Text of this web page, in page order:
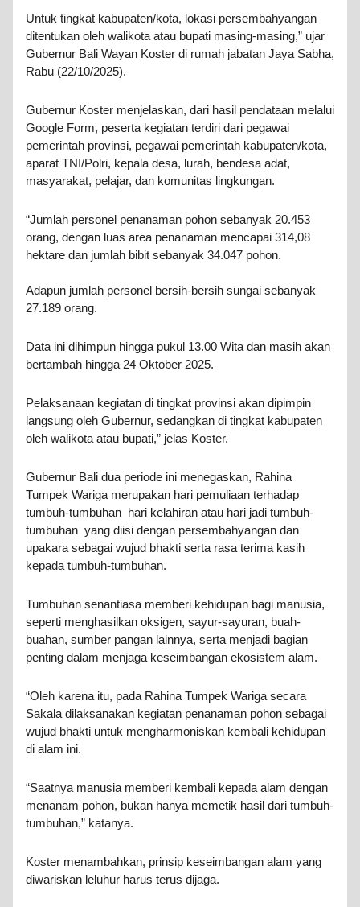
Untuk tingkat kabupaten/kota, lokasi persembahyangan
ditentukan oleh walikota atau bupati masing-masing,” ujar
Gubernur Bali Wayan Koster di rumah jabatan Jaya Sabha,
Rabu (22/10/2025).
Gubernur Koster menjelaskan, dari hasil pendataan melalui
Google Form, peserta kegiatan terdiri dari pegawai
pemerintah provinsi, pegawai pemerintah kabupaten/kota,
aparat TNI/Polri, kepala desa, lurah, bendesa adat,
masyarakat, pelajar, dan komunitas lingkungan.
“Jumlah personel penanaman pohon sebanyak 20.453
orang, dengan luas area penanaman mencapai 314,08
hektare dan jumlah bibit sebanyak 34.047 pohon.
Adapun jumlah personel bersih-bersih sungai sebanyak
27.189 orang.
Data ini dihimpun hingga pukul 13.00 Wita dan masih akan
bertambah hingga 24 Oktober 2025.
Pelaksanaan kegiatan di tingkat provinsi akan dipimpin
langsung oleh Gubernur, sedangkan di tingkat kabupaten
oleh walikota atau bupati,” jelas Koster.
Gubernur Bali dua periode ini menegaskan, Rahina
Tumpek Wariga merupakan hari pemuliaan terhadap
tumbuh-tumbuhan hari kelahiran atau hari jadi tumbuh-
tumbuhan yang diisi dengan persembahyangan dan
upakara sebagai wujud bhakti serta rasa terima kasih
kepada tumbuh-tumbuhan.
Tumbuhan senantiasa memberi kehidupan bagi manusia,
seperti menghasilkan oksigen, sayur-sayuran, buah-
buahan, sumber pangan lainnya, serta menjadi bagian
penting dalam menjaga keseimbangan ekosistem alam.
“Oleh karena itu, pada Rahina Tumpek Wariga secara
Sakala dilaksanakan kegiatan penanaman pohon sebagai
wujud bhakti untuk mengharmoniskan kembali kehidupan
di alam ini.
“Saatnya manusia memberi kembali kepada alam dengan
menanam pohon, bukan hanya memetik hasil dari tumbuh-
tumbuhan,” katanya.
Koster menambahkan, prinsip keseimbangan alam yang
diwariskan leluhur harus terus dijaga.